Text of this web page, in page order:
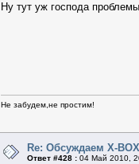
Ну тут уж господа
Не забудем,не простим!
Re: Обсуждаем X-
Ответ #428 : 04 Май 2010,